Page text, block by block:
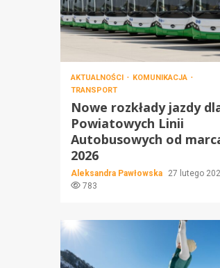
AKTUALNOŚCI
KOMUNIKACJA
TRANSPORT
Nowe rozkłady jazdy
Powiatowych Linii
Autobusowych od
2026
Aleksandra Pawłowska
27 lutego
783